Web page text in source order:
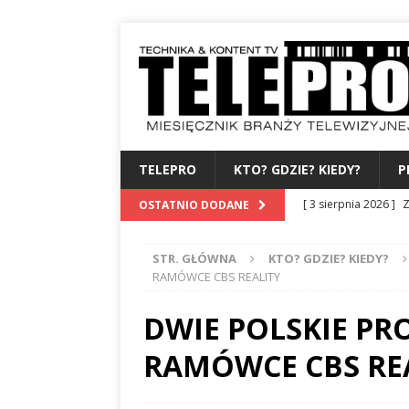
TELEPRO KTO? GDZIE? KIEDY?
OSTATNIO DODANE [ 3 sierpnia 2026 ]
[ 31 lipca 2026 ]
[ 24 lipca 2026 ]
BAMBUKO
PO 3
STR. GŁÓWNA KTO? GDZIE? KIEDY?
RAMÓWCE CBS REALITY
DWIE POLSKIE
RAMÓWCE CBS